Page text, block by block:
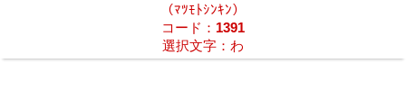
（ﾏﾂﾓﾄｼﾝｷﾝ）
コード： 1391
選択文字：わ